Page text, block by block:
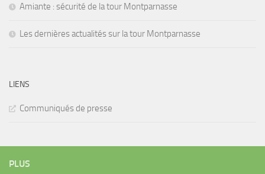
Amiante : sécurité de la tour Montparnasse
Les dernières actualités sur la tour Montparnasse
LIENS
Communiqués de presse
PLUS